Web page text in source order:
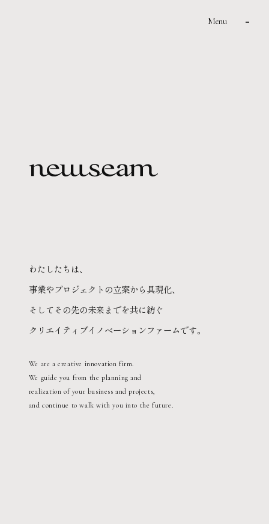
Menu
わたしたちは、
事業やプロジェクトの立案から具現化、
そしてその先の未来までを共に紡ぐ
クリエイティブイノベーションファームです。
We are a creative innovation firm.
We guide you from the planning and
realization of your business and projects,
and continue to walk with you into the future.